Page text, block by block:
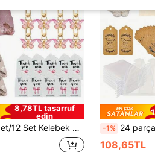
8,78TL tasarruf
edin
12 Adet Kahverengi Kart ve 12 Adet Organze İpli Kese, Cinsiyet Açıklama Partisi, Doğum Günü, Düğün ve Noel Partisi İçin Uygun, İş Arkadaşları ve Arkadaşlar İçin Mükemmel Hediye -1% 24 parçalı/15 parçalı/6 parçalı Ayıcık Havlu Seti, 5 Ayıcık Havlu, 5 Gazlı
108,65TL